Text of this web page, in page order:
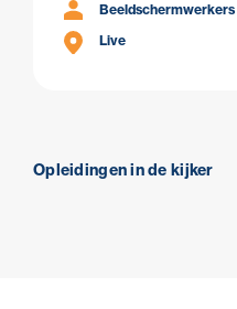
Beeldschermwerkers
Live
Opleidingen in de kijker